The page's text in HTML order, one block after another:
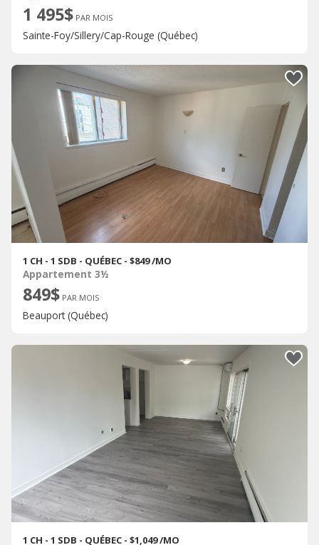
1 495$ PAR MOIS
Sainte-Foy/Sillery/Cap-Rouge (Québec)
1 CH - 1 SDB - QUÉBEC - $849 /MO
Appartement 3½
849$ PAR MOIS
Beauport (Québec)
1 CH - 1 SDB - QUÉBEC - $1,049 /MO